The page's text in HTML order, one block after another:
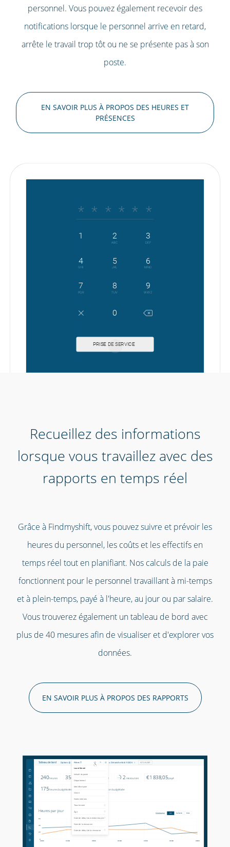
personnel. Vous pouvez également recevoir des
notifications lorsque le personnel arrive en retard,
arrête le travail trop tôt ou ne se présente pas à son
poste.
EN SAVOIR PLUS À PROPOS DES HEURES ET
PRÉSENCES
Recueillez des informations
lorsque vous travaillez avec des
rapports en temps réel
Grâce à Findmyshift, vous pouvez suivre et prévoir les
heures du personnel, les coûts et les effectifs en
temps réel tout en planifiant. Nos calculs de la paie
fonctionnent pour le personnel travaillant à mi-temps
et à plein-temps, payé à l'heure, au jour ou par salaire.
Vous trouverez également un tableau de bord avec
plus de 40 mesures afin de visualiser et d'explorer vos
données.
EN SAVOIR PLUS À PROPOS DES RAPPORTS